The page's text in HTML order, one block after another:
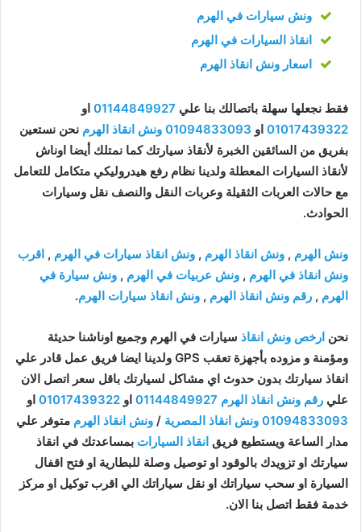
ونش سيارات في الهرم
انقاذ السيارات في الهرم
اسعار ونش انقاذ الهرم
فقط نجعلها سهلة باتصالك بنا علي 01144849927 او
01017439322 او 01094833093 ونش انقاذ الهرم نحن نستعين
بفريق من السائقين الخبرة لأنقاذ سيارتك كما نمتلك أيضا اوناش
لأنقاذ السيارات المعطلة ولدينا نظام رفع هيدروليكي متكامل للتعامل
مع حالات العربات الثقيلة وعربات النقل والنصف نقل وسيارات
الحوادث.
ونش الهرم , ونش انقاذ الهرم , ونش انقاذ سيارات في الهرم , اقرب
ونش انقاذ في الهرم , ونش عربيات في الهرم , ونش سيارة في
الهرم , رقم ونش انقاذ الهرم , ونش انقاذ سيارات الهرم.
نحن ارخص ونش انقاذ سيارات في الهرم وجميع اوناشنا حديثة
ومؤمنة و مزوده بأجهزة تعقب GPS ولدينا ايضا فريق عمل قادر علي
انقاذ سيارتك بدون حدوث اي مشاكل لسيارتك باقل سعر اتصل الان
علي رقم ونش انقاذ الهرم 01144849927 او 01017439322 او
01094833093 ونش انقاذ المصرية / ونش انقاذ الهرم متوفر علي
مدار الساعة ويستطيع فريق انقاذ السيارات بمساعدتك في انقاذ
سيارتك او تزويدك بالوقود او توصيل وصلة للبطارية او فتح اقفال
السيارة او سحب سياراتك او نقل سياراتك الي اقرب توكيل او مركز
خدمة فقط اتصل بنا الان.